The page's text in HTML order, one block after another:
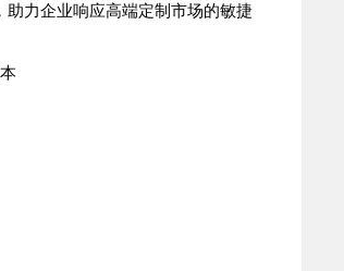
力企业响应高端定制市场的敏捷